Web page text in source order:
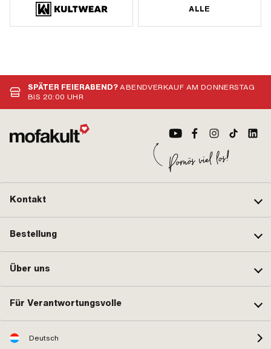
ALLE
SPÄTER FEIERABEND?ABENDVERKAUF AM DONNERSTAG
BIS 20:00 UHR
Kontakt
Bestellung
Über uns
Für Verantwortungsvolle
Deutsch